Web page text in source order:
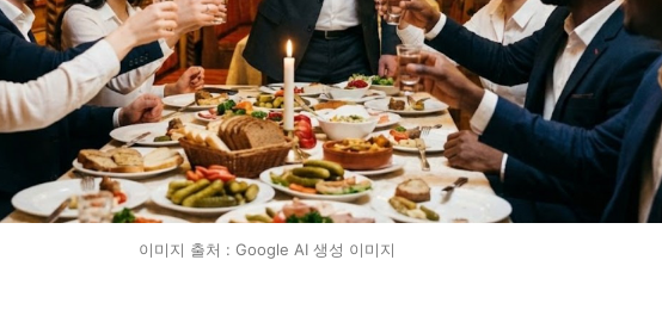
이미지 출처 : Google AI 생성 이미지